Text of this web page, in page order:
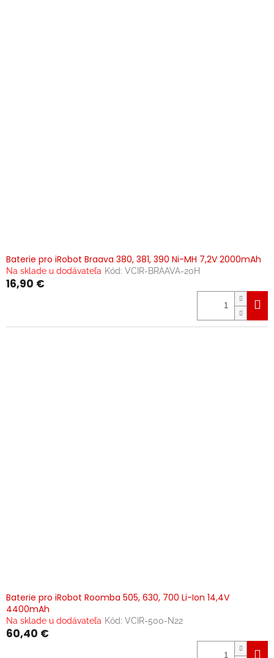
Baterie pro iRobot Braava 380, 381, 390 Ni-MH 7,2V 2000mAh
Na sklade u dodávateľa Kód: VCIR-BRAAVA-20H
16,90 €
Baterie pro iRobot Roomba 505, 630, 700 Li-Ion 14,4V
4400mAh
Na sklade u dodávateľa Kód: VCIR-500-N22
60,40 €